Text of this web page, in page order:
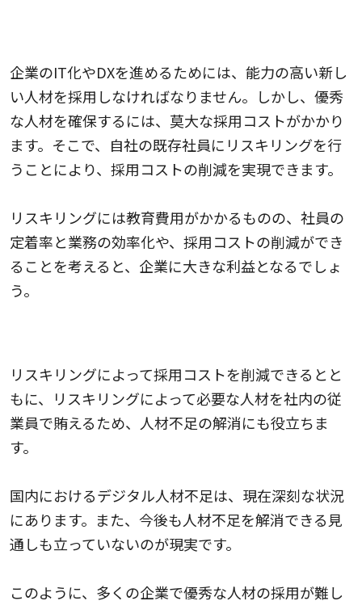
企業のIT化やDXを進めるためには、能力の高い新し
い人材を採用しなければなりません。しかし、優秀
な人材を確保するには、莫大な採用コストがかかり
ます。そこで、自社の既存社員にリスキリングを行
うことにより、採用コストの削減を実現できます。
リスキリングには教育費用がかかるものの、社員の
定着率と業務の効率化や、採用コストの削減ができ
ることを考えると、企業に大きな利益となるでしょ
う。
リスキリングによって採用コストを削減できるとと
もに、リスキリングによって必要な人材を社内の従
業員で賄えるため、人材不足の解消にも役立ちま
す。
国内におけるデジタル人材不足は、現在深刻な状況
にあります。また、今後も人材不足を解消できる見
通しも立っていないのが現実です。
このように、多くの企業で優秀な人材の採用が難し